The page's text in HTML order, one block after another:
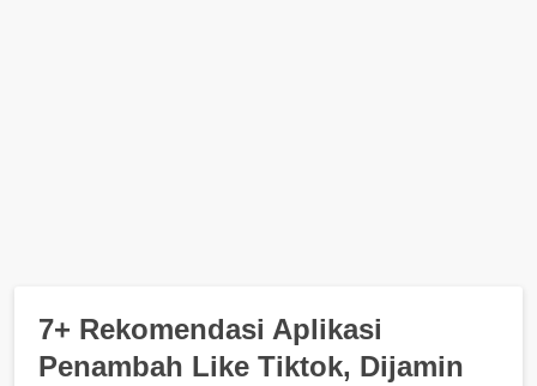
7+ Rekomendasi Aplikasi
Penambah Like Tiktok, Dijamin